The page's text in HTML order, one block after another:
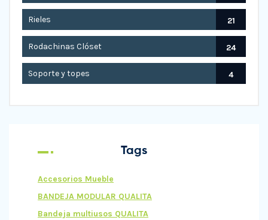
Rieles 21
Rodachinas Clóset 24
Soporte y topes 4
Tags
Accesorios Mueble
BANDEJA MODULAR QUALITA
Bandeja multiusos QUALITA